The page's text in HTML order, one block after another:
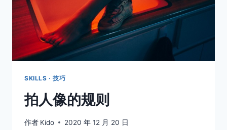
SKILLS · 技巧
拍人像的规则
作者 Kido 2020 年 12 月 20 日